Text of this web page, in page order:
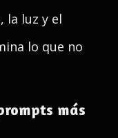
la luz y el
lo que no
más